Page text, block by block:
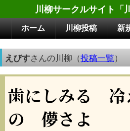
川柳サークルサイト「
ホーム 川柳投稿 新
えびすさんの川柳（投稿一覧）
歯にしみる 冷
の 儚さよ